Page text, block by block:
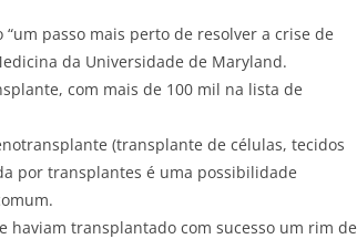
passo mais perto de resolver a crise de
da Universidade de Maryland.
com mais de 100 mil na lista de
(transplante de células, tecidos
por transplantes é uma possibilidade
haviam transplantado com sucesso um rim de